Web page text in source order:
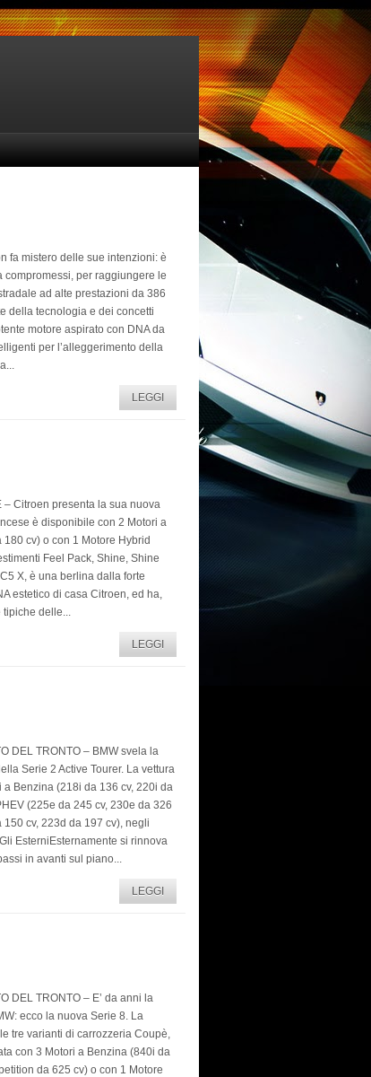
fa mistero delle sue intenzioni: è
compromessi, per raggiungere le
ad alte prestazioni da 386
della tecnologia e dei concetti
motore aspirato con DNA da
per l’alleggerimento della
LEGGI
– Citroen presenta la sua nuova
è disponibile con 2 Motori a
cv) o con 1 Motore Hybrid
Feel Pack, Shine, Shine
X, è una berlina dalla forte
estetico di casa Citroen, ed ha,
tipiche delle...
LEGGI
DEL TRONTO – BMW svela la
Serie 2 Active Tourer. La vettura
Benzina (218i da 136 cv, 220i da
(225e da 245 cv, 230e da 326
cv, 223d da 197 cv), negli
EsterniEsternamente si rinnova
in avanti sul piano...
LEGGI
DEL TRONTO – E’ da anni la
ecco la nuova Serie 8. La
tre varianti di carrozzeria Coupè,
con 3 Motori a Benzina (840i da
da 625 cv) o con 1 Motore